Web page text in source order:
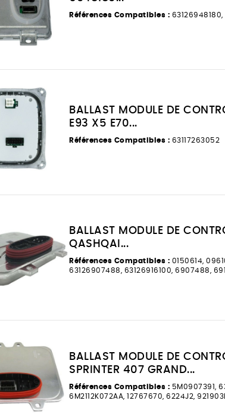
Références Compatibles :
BALLAST MODULE DE
E93 X5 E70...
Références Compatibles : 63117263052
BALLAST MODULE DE
QASHQAI...
Références Compatibles : 0150614,
63126907488, 63126916100, 6907488,
BALLAST MODULE DE
SPRINTER 407 GRAND...
Références Compatibles : 5M0907391,
6M2112K072AA, 12767670, 6224J2,